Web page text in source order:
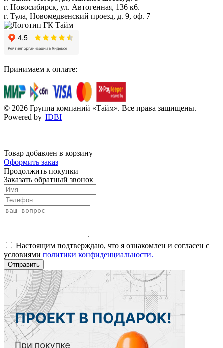
г. Новосибирск, ул. Автогенная, 136 к6.
г. Тула, Новомедвенский проезд, д. 9, оф. 7
Принимаем к оплате:
© 2026 Группа компаний «Тайм». Все права защищены.
Powered by IDBI
Товар добавлен в корзину
Оформить заказ
Продолжить покупки
Заказать обратный звонок
Настоящим подтверждаю, что я ознакомлен и согласен с
условиями политики конфиденциальности.
Отправить